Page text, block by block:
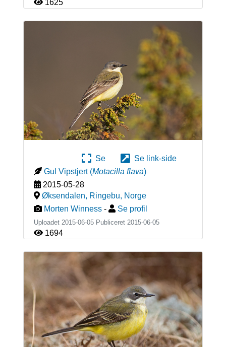
1625
Se
Se link-side
Gul Vipstjert (Motacilla flava)
2015-05-28
Øksendalen, Ringebu, Norge
Morten Winness - Se profil
Uploadet 2015-06-05 Publiceret 2015-06-05
1694